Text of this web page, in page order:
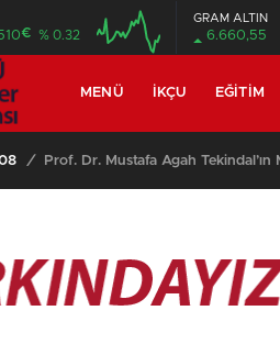
€ % 0.32
GRAM ALTIN
6.660,55
MENÜ İKÇU EĞITIM
/ Prof. Dr. Mustafa Agah